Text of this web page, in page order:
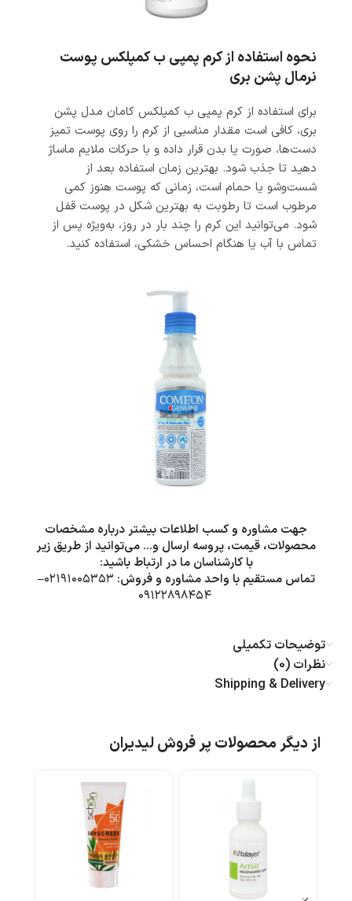
نحوه استفاده از کرم پمپی ب کمپلکس پوست
نرمال پشن بری
برای استفاده از کرم پمپی ب کمپلکس کامان مدل پشن‌‌
بری، کافی است مقدار مناسبی از کرم را روی پوست تمیز
دست‌ها، صورت یا بدن قرار داده و با حرکات ملایم ماساژ
دهید تا جذب شود. بهترین زمان استفاده بعد از
شست‌وشو یا حمام است، زمانی که پوست هنوز کمی
مرطوب است تا رطوبت به بهترین شکل در پوست قفل
شود. می‌توانید این کرم را چند بار در روز، به‌ویژه پس از
تماس با آب یا هنگام احساس خشکی، استفاده کنید.
جهت مشاوره و کسب اطلاعات بیشتر درباره مشخصات
محصولات، قیمت، پروسه ارسال و… می‌توانید از طریق زیر
با کارشناسان ما در ارتباط باشید:
تماس مستقیم با واحد مشاوره و فروش: ۰۲۱۹۱۰۰۵۳۵۳–
۰۹۱۲۲۸۹۸۴۵۴
توضیحات تکمیلی
نظرات (0)
Shipping & Delivery
از دیگر محصولات پر فروش لیدیران